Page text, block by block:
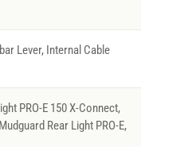
Lever, Internal Cable
PRO-E 150 X-Connect,
Rear Light PRO-E,